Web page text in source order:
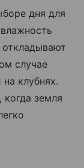
дня для
случае
клубнях.
земля